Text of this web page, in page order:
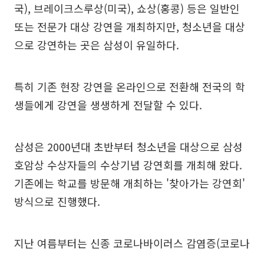
국), 브레이크스루상(미국), 쇼상(홍콩) 등은 일반인
또는 전문가 대상 강연을 개최하지만, 청소년을 대상
으로 강연하는 곳은 삼성이 유일하다.
특히 기존 현장 강연을 온라인으로 전환해 전국의 학
생들에게 강연을 생생하게 전달할 수 있다.
삼성은 2000년대 초반부터 청소년을 대상으로 삼성
호암상 수상자들의 수상기념 강연회를 개최해 왔다.
기존에는 학교를 방문해 개최하는 '찾아가는 강연회'
방식으로 진행했다.
지난 여름부터는 신종 코로나바이러스 감염증(코로나